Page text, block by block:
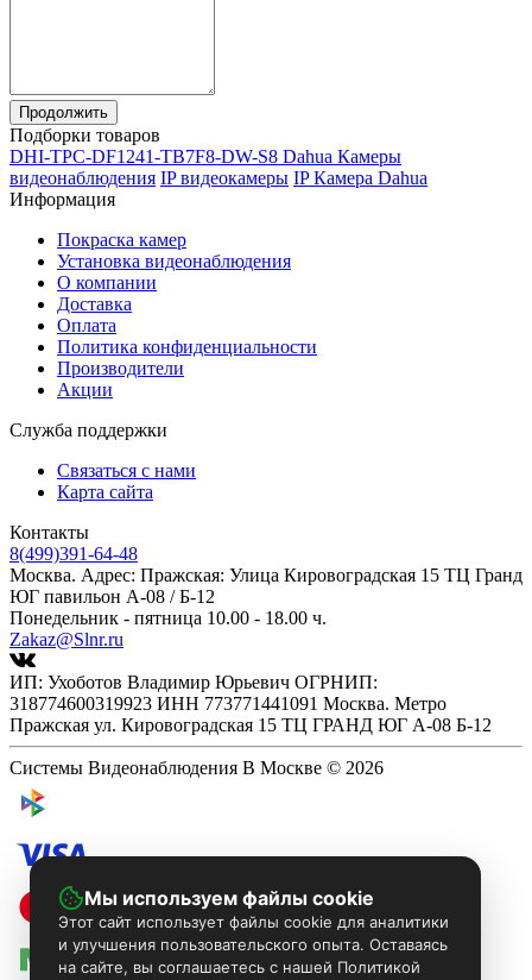
Продолжить
Подборки товаров
DHI-TPC-DF1241-TB7F8-DW-S8 Dahua Камеры
видеонаблюдения IP видеокамеры IP Камера Dahua
Информация
Покраска камер
Установка видеонаблюдения
О компании
Доставка
Оплата
Политика конфиденциальности
Производители
Акции
Служба поддержки
Связаться с нами
Карта сайта
Контакты
8(499)391-64-48
Москва. Адрес: Пражская: Улица Кировоградская 15 ТЦ Гранд
ЮГ павильон А-08 / Б-12
Понедельник - пятница 10.00 - 18.00 ч.
Zakaz@Slnr.ru
ИП: Ухоботов Владимир Юрьевич ОГРНИП:
318774600319923 ИНН 773771441091 Москва. Метро
Пражская ул. Кировоградская 15 ТЦ ГРАНД ЮГ А-08 Б-12
Системы Видеонаблюдения В Москве © 2026
Мы используем файлы cookie
Этот сайт использует файлы cookie для аналитики
и улучшения пользовательского опыта. Оставаясь
на сайте, вы соглашаетесь с нашей Политикой